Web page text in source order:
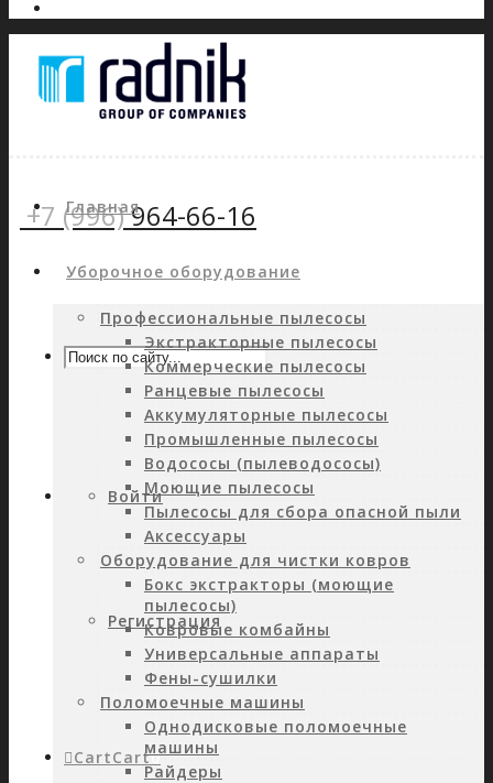
+7 (996)964-66-16
Войти
Регистрация
CartCart0
Главная
Уборочное оборудование
Профессиональные пылесосы
Экстракторные пылесосы
Коммерческие пылесосы
Ранцевые пылесосы
Аккумуляторные пылесосы
Промышленные пылесосы
Водососы (пылеводососы)
Моющие пылесосы
Пылесосы для сбора опасной пыли
Аксессуары
Оборудование для чистки ковров
Бокс экстракторы (моющие
пылесосы)
Ковровые комбайны
Универсальные аппараты
Фены-сушилки
Поломоечные машины
Однодисковые поломоечные
машины
Райдеры